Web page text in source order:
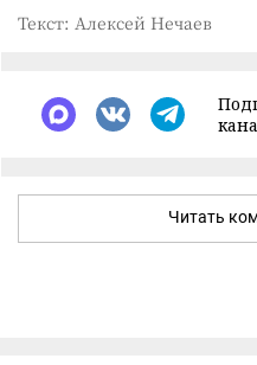
Текст: Алексей Нечаев
Читать